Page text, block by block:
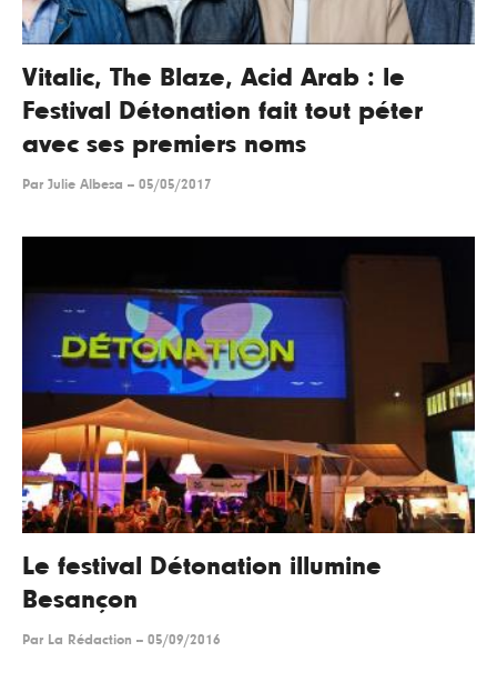
Vitalic, The Blaze, Acid Arab : le
Festival Détonation fait tout péter
avec ses premiers noms
Par Julie Albesa -- 05/05/2017
Le festival Détonation illumine
Besançon
Par La Rédaction -- 05/09/2016